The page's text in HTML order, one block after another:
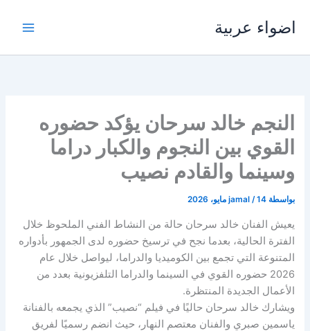
اضواء عربية
النجم خالد سرحان يؤكد حضوره
القوي بين النجوم والكبار دراما
وسينما والقادم نصيب
بواسطة jamal /14 مايو، 2026
يعيش الفنان خالد سرحان حالة من النشاط الفني الملحوظ خلال
الفترة الحالية، بعدما نجح في ترسيخ حضوره لدى الجمهور بأدواره
المتنوعة التي تجمع بين الكوميديا والدراما، ليواصل خلال عام
2026 حضوره القوي في السينما والدراما التلفزيونية بعدد من
الأعمال الجديدة المنتظرة.
ويشارك خالد سرحان حاليًا في فيلم “نصيب” الذي يجمعه بالفنانة
ياسمين صبري والفنان معتصم النهار، حيث انضم رسميًا لفريق